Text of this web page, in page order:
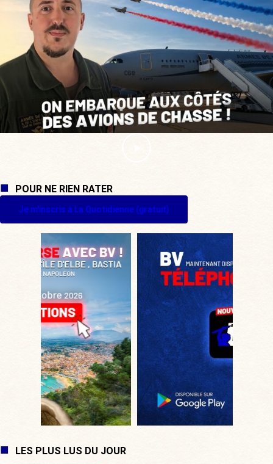
POUR NE RIEN RATER
Je m'inscris à La Quotidienne (gratuit)
LES PLUS LUS DU JOUR